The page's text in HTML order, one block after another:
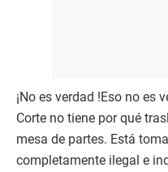
¡No es verdad !Eso no es
Corte no tiene por qué
mesa de partes. Está
completamente ilegal e